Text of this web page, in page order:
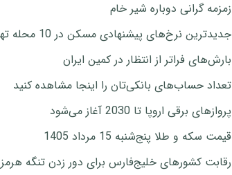
زمزمه گرانی دوباره شیر خام
جدیدترین نرخ‌های پیشنهادی مسکن در 10 محله تهران
بارش‌های فراتر از انتظار در کمین ایران
تعداد حساب‌های بانکی‌تان را اینجا مشاهده کنید
پروازهای برقی اروپا تا 2030 آغاز می‌شود
قیمت سکه و طلا پنج‌شنبه 15 مرداد 1405
رقابت کشورهای خلیج‌فارس برای دور زدن تنگه هرمز